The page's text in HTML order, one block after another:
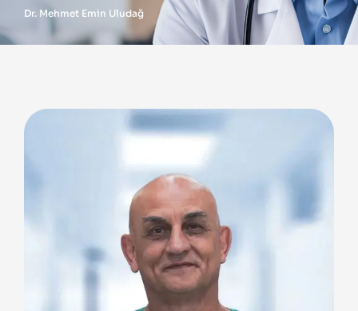
Dr. Mehmet Emin Uludağ